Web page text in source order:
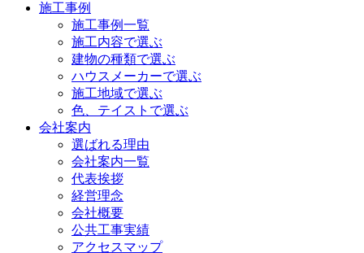
施工事例
施工事例一覧
施工内容で選ぶ
建物の種類で選ぶ
ハウスメーカーで選ぶ
施工地域で選ぶ
色、テイストで選ぶ
会社案内
選ばれる理由
会社案内一覧
代表挨拶
経営理念
会社概要
公共工事実績
アクセスマップ